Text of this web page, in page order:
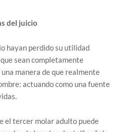
del juicio
hayan perdido su utilidad
sean completamente
manera de que realmente
actuando como una fuente
el tercer molar adulto puede